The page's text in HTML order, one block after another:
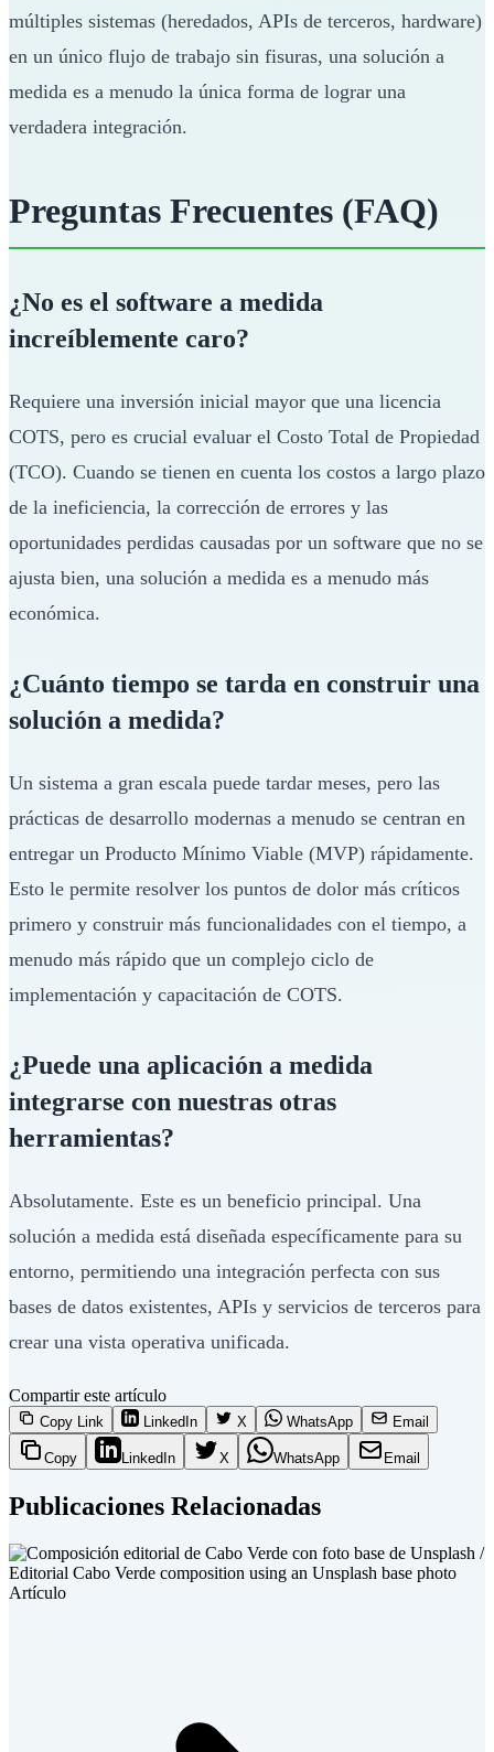
múltiples sistemas (heredados, APIs de terceros, hardware)
en un único flujo de trabajo sin fisuras, una solución a
medida es a menudo la única forma de lograr una
verdadera integración.
Preguntas Frecuentes (FAQ)
¿No es el software a medida
increíblemente caro?
Requiere una inversión inicial mayor que una licencia
COTS, pero es crucial evaluar el Costo Total de Propiedad
(TCO). Cuando se tienen en cuenta los costos a largo plazo
de la ineficiencia, la corrección de errores y las
oportunidades perdidas causadas por un software que no se
ajusta bien, una solución a medida es a menudo más
económica.
¿Cuánto tiempo se tarda en construir una
solución a medida?
Un sistema a gran escala puede tardar meses, pero las
prácticas de desarrollo modernas a menudo se centran en
entregar un Producto Mínimo Viable (MVP) rápidamente.
Esto le permite resolver los puntos de dolor más críticos
primero y construir más funcionalidades con el tiempo, a
menudo más rápido que un complejo ciclo de
implementación y capacitación de COTS.
¿Puede una aplicación a medida
integrarse con nuestras otras
herramientas?
Absolutamente. Este es un beneficio principal. Una
solución a medida está diseñada específicamente para su
entorno, permitiendo una integración perfecta con sus
bases de datos existentes, APIs y servicios de terceros para
crear una vista operativa unificada.
Compartir este artículo
Copy Link LinkedIn X WhatsApp Email
Copy LinkedIn X WhatsApp Email
Publicaciones Relacionadas
Artículo